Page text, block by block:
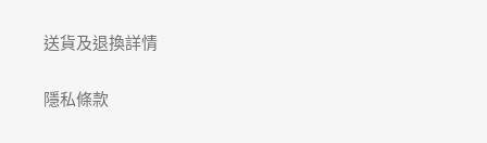
送貨及退換詳情
隱私條款